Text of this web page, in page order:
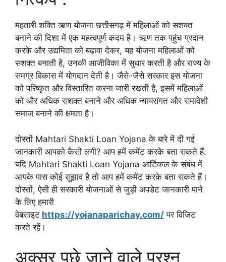
महतारी शक्ति ऋण योजना छत्तीसगढ़ में महिलाओं को सशक्त
बनाने की दिशा में एक महत्वपूर्ण कदम है। ऋण तक पहुंच प्रदान
करके और उद्यमिता को बढ़ावा देकर, यह योजना महिलाओं को
सशक्त बनाती है, उनकी आजीविका में सुधार करती है और राज्य के
समग्र विकास में योगदान देती है। जैसे-जैसे सरकार इस योजना
को परिष्कृत और विस्तारित करना जारी रखती है, इसमें महिलाओं
को और अधिक सशक्त बनाने और अधिक न्यायसंगत और समावेशी
समाज बनाने की क्षमता है।
दोस्तों Mahtari Shakti Loan Yojana के बारे में दी गई
जानकारी आपको कैसी लगी? आप हमें कमेंट करके बता सकते हैं.
यदि Mahtari Shakti Loan Yojana आर्टिकल के संबंध में
आपके पास कोई सुझाव है तो आप हमें कमेंट करके बता सकते हैं।
दोस्तों, ऐसी ही सरकारी योजनाओं से जुड़ी अपडेट जानकारी पाने
के लिए हमारी
वेबसाइट https://yojanaparichay.com/ पर विजिट
करते रहें।
अक्सर पूछे जाने वाले प्रश्न